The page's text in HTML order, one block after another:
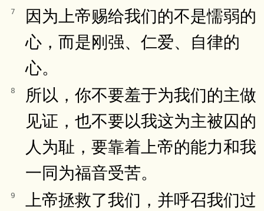
7
因为上帝赐给我们的不是懦弱的
心，而是刚强、仁爱、自律的
心。
8
所以，你不要羞于为我们的主做
见证，也不要以我这为主被囚的
人为耻，要靠着上帝的能力和我
一同为福音受苦。
9
上帝拯救了我们，并呼召我们过